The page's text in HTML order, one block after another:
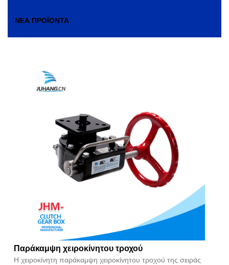
ΝΈΑ ΠΡΟΪΌΝΤΑ
Παράκαμψη χειροκίνητου τροχού
Η χειροκίνητη παράκαμψη χειροκίνητου τροχού της σειράς